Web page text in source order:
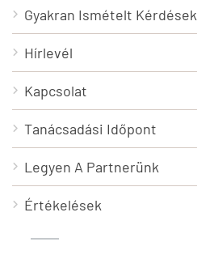
Gyakran Ismételt Kérdések
Hírlevél
Kapcsolat
Tanácsadási Időpont
Legyen A Partnerünk
Értékelések